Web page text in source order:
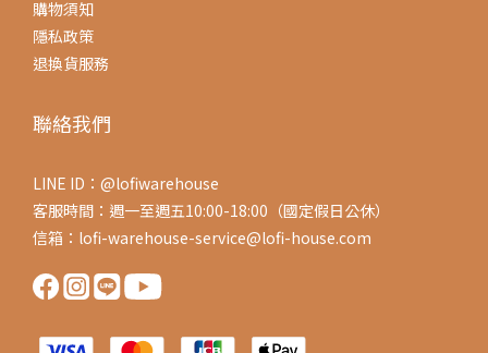
購物須知
隱私政策
退換貨服務
聯絡我們
LINE ID：@lofiwarehouse
客服時間：週一至週五10:00-18:00（國定假日公休）
信箱：lofi-warehouse-service@lofi-house.com